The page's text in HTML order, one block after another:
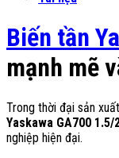
Biến tần
mạnh mẽ
Trong thời đại sản
Yaskawa GA700 1.5/
nghiệp hiện đại.